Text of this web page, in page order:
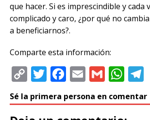
que hacer. Si es imprescindible y cada
complicado y caro, ¿por qué no
a beneficiarnos?.
Comparte esta información:
C
p
T
it
F
c
E
ai
G
ai
W
at
Sé la primera persona en comentar